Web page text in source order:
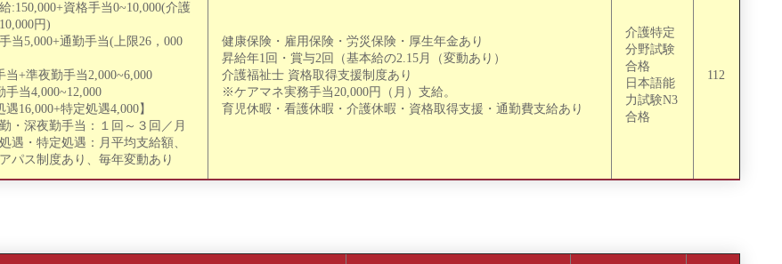
給:150,000+資格手当0~10,000(介護
円)
当5,000+通勤手当(上限26，000
当+準夜勤手当2,000~6,000
手当4,000~12,000
遇16,000+特定処遇4,000】
・深夜勤手当：１回～３回／月
遇・特定処遇：月平均支給額、
パス制度あり、毎年変動あり
健康保険・雇用保険・労災保険・厚生年金あり
昇給年1回・賞与2回（基本給の2.15月（変動あり）
介護福祉士 資格取得支援制度あり
※ケアマネ実務手当20,000円（月）支給。
育児休暇・看護休暇・介護休暇・資格取得支援・通勤費支給あり
介護特定
分野試験
合格
日本語能
力試験N3
合格
112